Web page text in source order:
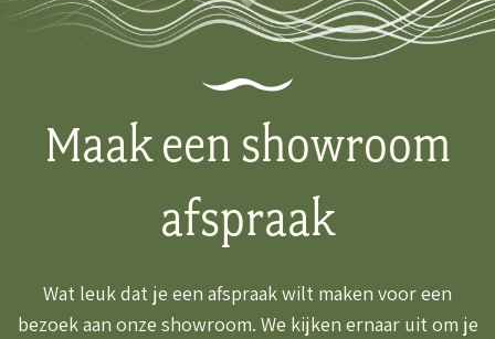
Maak een showroom
afspraak
Wat leuk dat je een afspraak wilt maken voor een
bezoek aan onze showroom. We kijken ernaar uit om je